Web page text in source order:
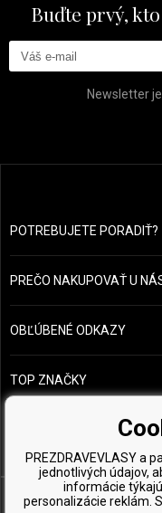
Buďte prvý,
Newsletter
POTREBUJETE PORADIŤ?
PREČO NAKUPOVAŤ U
OBĽÚBENÉ ODKAZY
TOP ZNAČKY
PREZDRAVEVLASY a
jednotlivých údajov,
informácie
personalizácie reklám.